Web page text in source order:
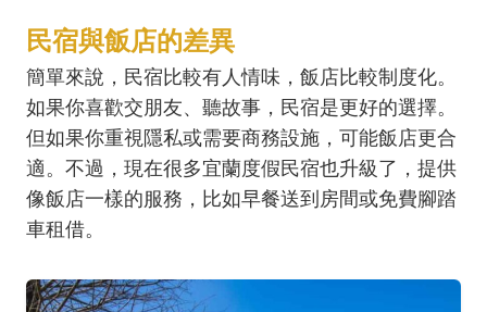
民宿與飯店的差異
簡單來說，民宿比較有人情味，飯店比較制度化。
如果你喜歡交朋友、聽故事，民宿是更好的選擇。
但如果你重視隱私或需要商務設施，可能飯店更合
適。不過，現在很多宜蘭度假民宿也升級了，提供
像飯店一樣的服務，比如早餐送到房間或免費腳踏
車租借。